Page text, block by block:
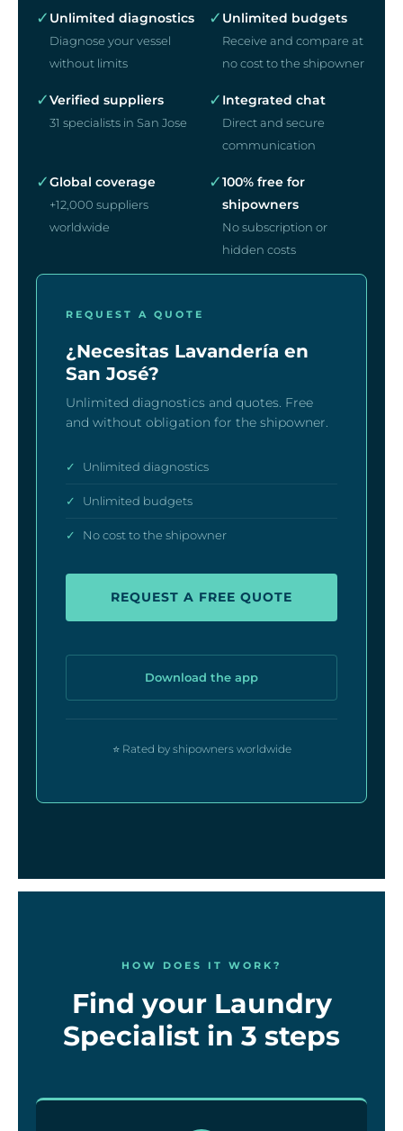
✓ Unlimited diagnostics
Diagnose your vessel
without limits
✓ Unlimited budgets
Receive and compare at
no cost to the shipowner
✓Verified suppliers
31 specialists in San Jose
✓ Integrated chat
Direct and secure
communication
✓Global coverage
+12,000 suppliers
worldwide
✓100% free for
shipowners
No subscription or
hidden costs
REQUEST A QUOTE
¿Necesitas Lavandería en
San José?
Unlimited diagnostics and quotes. Free
and without obligation for the shipowner.
✓ Unlimited diagnostics
✓ Unlimited budgets
✓ No cost to the shipowner
REQUEST A FREE QUOTE
Download the app
⭐ Rated by shipowners worldwide
HOW DOES IT WORK?
Find your Laundry
Specialist in 3 steps